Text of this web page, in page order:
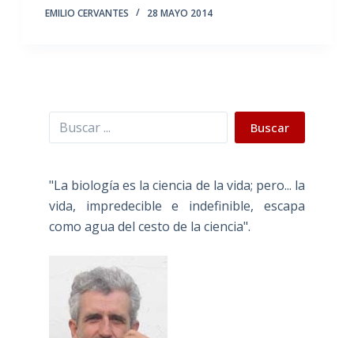
EMILIO CERVANTES 28 MAYO 2014
Buscar Buscar
"La biología es la ciencia de la vida; pero... la
vida, impredecible e indefinible, escapa
como agua del cesto de la ciencia".